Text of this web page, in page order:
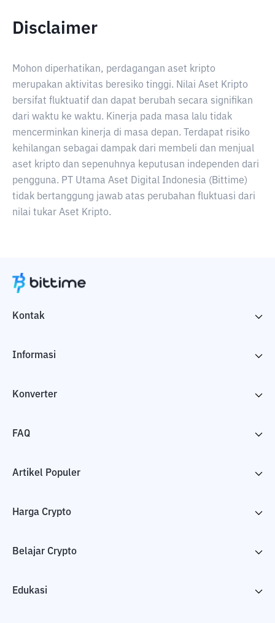
Disclaimer
Mohon diperhatikan, perdagangan aset kripto
merupakan aktivitas beresiko tinggi. Nilai Aset Kripto
bersifat fluktuatif dan dapat berubah secara signifikan
dari waktu ke waktu. Kinerja pada masa lalu tidak
mencerminkan kinerja di masa depan. Terdapat risiko
kehilangan sebagai dampak dari membeli dan menjual
aset kripto dan sepenuhnya keputusan independen dari
pengguna. PT Utama Aset Digital Indonesia (Bittime)
tidak bertanggung jawab atas perubahan fluktuasi dari
nilai tukar Aset Kripto.
Kontak
Informasi
Konverter
FAQ
Artikel Populer
Harga Crypto
Belajar Crypto
Edukasi